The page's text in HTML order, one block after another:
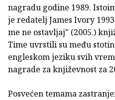
nagradu godine 1989.
je redatelj James Ivory
me ne ostavljaj" (2005.)
Time uvrstili su među
engleskom jeziku svih
nagrade za književnost za
Posvećen temama